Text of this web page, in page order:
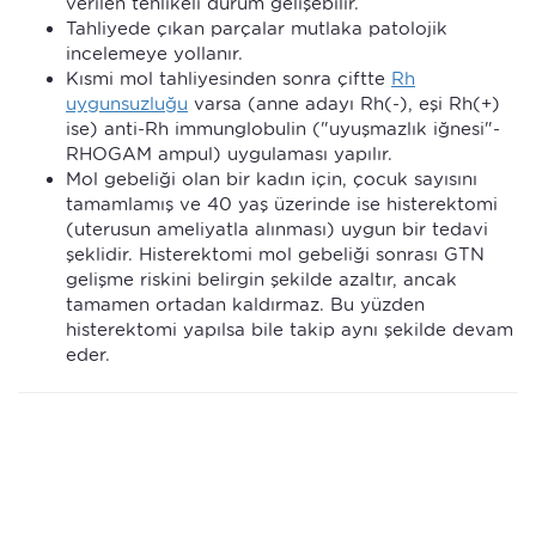
Tahliyede çıkan parçalar mutlaka patolojik
incelemeye yollanır.
Kısmi mol tahliyesinden sonra çiftte Rh
uygunsuzluğu varsa (anne adayı Rh(-), eşi Rh(+)
ise) anti-Rh immunglobulin ("uyuşmazlık iğnesi"-
RHOGAM ampul) uygulaması yapılır.
Mol gebeliği olan bir kadın için, çocuk sayısını
tamamlamış ve 40 yaş üzerinde ise histerektomi
(uterusun ameliyatla alınması) uygun bir tedavi
şeklidir. Histerektomi mol gebeliği sonrası GTN
gelişme riskini belirgin şekilde azaltır, ancak
tamamen ortadan kaldırmaz. Bu yüzden
histerektomi yapılsa bile takip aynı şekilde devam
eder.